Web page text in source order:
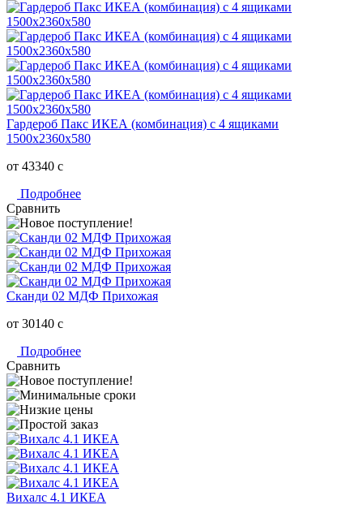
Гардероб Пакс ИКЕА (комбинация) с 4 ящиками
1500х2360х580
от 43340 c
Подробнее
Сравнить
Сканди 02 МДФ Прихожая
от 30140 c
Подробнее
Сравнить
Вихалс 4.1 ИКЕА